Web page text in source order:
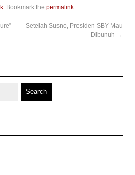
. Bookmark the permalink.
Setelah Susno, Presiden SBY Mau
Dibunuh →